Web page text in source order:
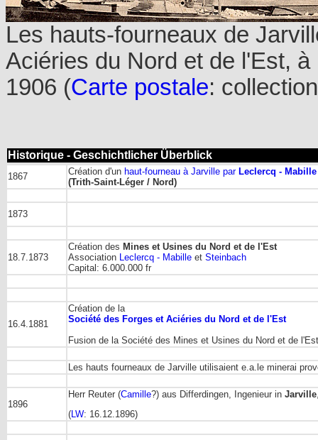
Les hauts-fourneaux de
Aciéries du Nord et de l'Est,
1906 (Carte postale:
Historique - Geschichtlicher Überblick
1867 Création d'un haut-fourneau à Jarville par Leclercq - Mabille
(Trith-Saint-Léger / Nord)
1873
18.7.1873
Création des Mines et Usines du Nord et de l'Est
Association Leclercq - Mabille et Steinbach
Capital: 6.000.000 fr
16.4.1881
Création de la
Société des Forges et Aciéries du Nord et de l'Est
Fusion de la Société des Mines et Usines du Nord et de
Les hauts fourneaux de Jarville utilisaient e.a.le minerai
1896
Herr Reuter (Camille?) aus Differdingen, Ingenieur in Jarville
( LW: 16.12.1896)